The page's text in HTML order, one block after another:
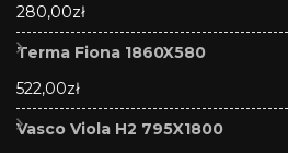
280,00zł
Terma Fiona 1860X580
522,00zł
Vasco Viola H2 795X1800